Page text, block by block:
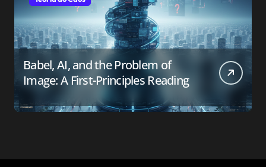
Babel, AI, and the Problem of
Image: A First-Principles Reading